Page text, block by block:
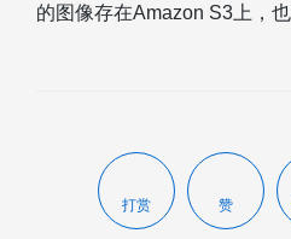
的图像存在Amazon S3上，
打赏 赞